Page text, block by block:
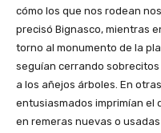
cómo los que nos rodean
precisó Bignasco, mientras
torno al monumento de la
seguían cerrando
a los añejos árboles. En
entusiasmados imprimían el
en remeras nuevas o